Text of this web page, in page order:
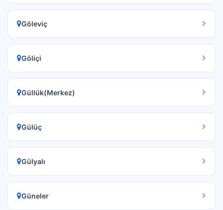
Göleviç
Göliçi
Güllük(Merkez)
Gülüç
Gülyalı
Güneler